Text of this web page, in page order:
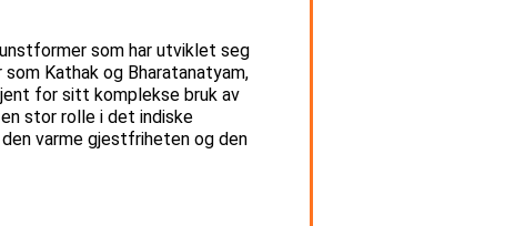
som har utviklet seg
Kathak og Bharatanatyam,
for sitt komplekse bruk av
stor rolle i det indiske
varme gjestfriheten og den